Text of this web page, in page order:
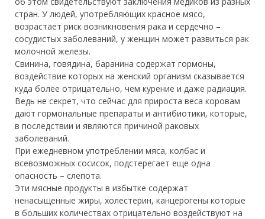
стран. У людей, употребляющих красное мясо,
возрастает риск возникновения рака и сердечно –
сосудистых заболеваний, у женщин может развиться рак
молочной железы.
Свинина, говядина, баранина содержат гормоны,
воздействие которых на женский организм сказывается
куда более отрицательно, чем курение и даже радиация.
Ведь не секрет, что сейчас для прироста веса коровам
дают гормональные препараты и антибиотики, которые,
в последствии и являются причиной раковых
заболеваний.
При ежедневном употреблении мяса, колбас и
всевозможных сосисок, подстерегает еще одна
опасность – слепота.
Эти мясные продукты в избытке содержат
ненасыщенные жиры, холестерин, канцерогены которые
в больших количествах отрицательно воздействуют на